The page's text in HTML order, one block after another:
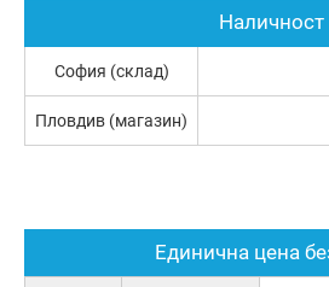
Единична цена
Наличност
София (склад)
Пловдив (магазин)